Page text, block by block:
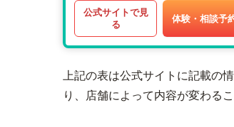
公式サイトで見
る
体験・相談予
上記の表は公式サイトに記載の
り、店舗によって内容が変わる